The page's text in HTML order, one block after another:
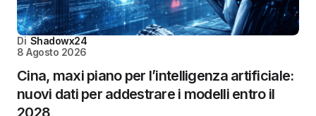
Di Shadowx24
8 Agosto 2026
Cina, maxi piano per l’intelligenza artificiale:
nuovi dati per addestrare i modelli entro il